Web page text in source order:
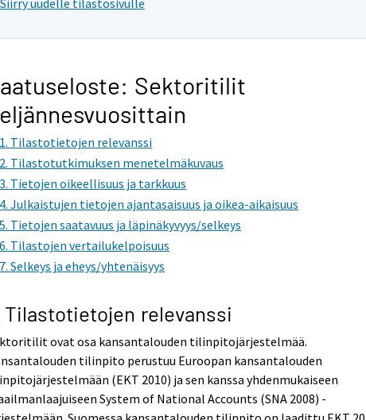
Sektoritilit
1. Tilastotietojen relevanssi
2. Tilastotutkimuksen menetelmäkuvaus
3. Tietojen oikeellisuus ja tarkkuus
4. Julkaistujen tietojen ajantasaisuus ja oikea-aikaisuus
5. Tietojen saatavuus ja läpinäkyvyys/selkeys
6. Tilastojen vertailukelpoisuus
7. Selkeys ja eheys/yhtenäisyys
Tilastotietojen relevanssi
ovat osa kansantalouden tilinpitojärjestelmää.
tilinpito perustuu Euroopan kansantalouden
(EKT 2010) ja sen kanssa yhdenmukaiseen
System of National Accounts (SNA 2008) -